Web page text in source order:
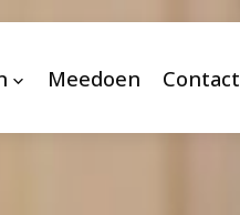
Meedoen Contact